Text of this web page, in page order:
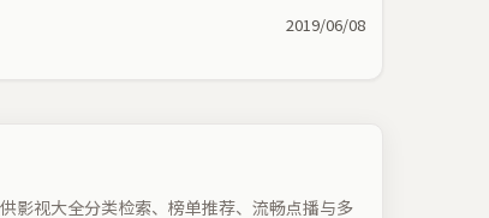
2019/06/08
影视大全分类检索、榜单推荐、流畅点播与多